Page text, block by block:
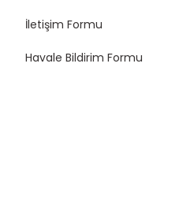
İletişim Formu
Havale Bildirim Formu